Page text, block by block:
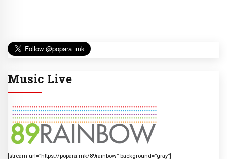
Music Live
[stream url=”https://popara.mk/89rainbow” background=”gray”]